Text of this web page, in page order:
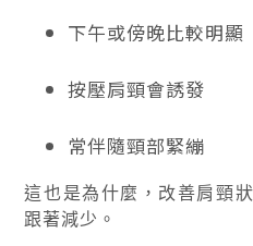
下午或傍晚比較明顯
按壓肩頸會誘發
常伴隨頸部緊繃
這也是為什麼，改善肩頸
跟著減少。